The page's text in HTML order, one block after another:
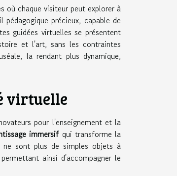
où chaque visiteur peut explorer à
précieux, capable de
guidées virtuelles se présentent
et l'art, sans les contraintes
la rendant plus dynamique,
virtuelle
pour l'enseignement et la
immersifqui transforme la
sont plus de simples objets à
ainsi d'accompagner le